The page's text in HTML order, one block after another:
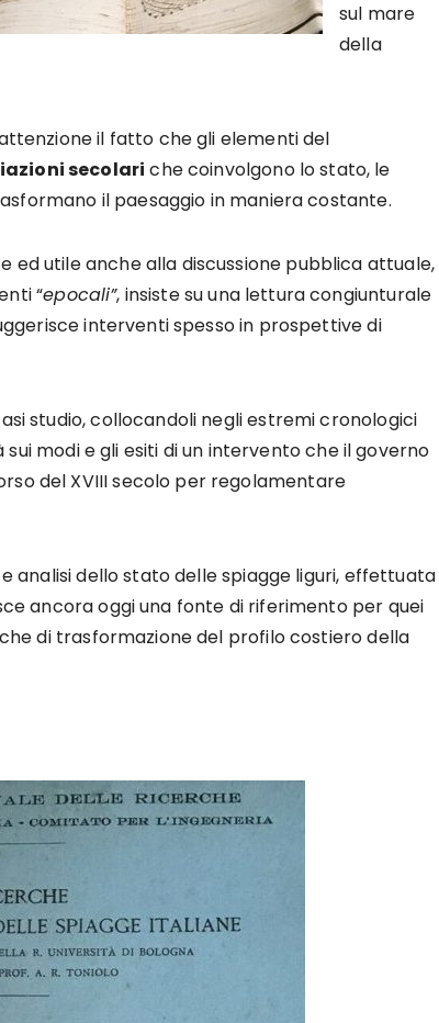
sul mare
della
il fatto che gli elementi del
secolari che coinvolgono lo stato, le
il paesaggio in maniera costante.
utile anche alla discussione pubblica attuale,
“epocali”, insiste su una lettura congiunturale
interventi spesso in prospettive di
studio, collocandoli negli estremi cronologici
modi e gli esiti di un intervento che il governo
del XVIII secolo per regolamentare
analisi dello stato delle spiagge liguri, effettuata
ancora oggi una fonte di riferimento per quei
di trasformazione del profilo costiero della